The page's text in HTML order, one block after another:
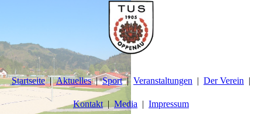
Startseite Aktuelles Sport Veranstaltungen Der Verein
Kontakt Media Impressum